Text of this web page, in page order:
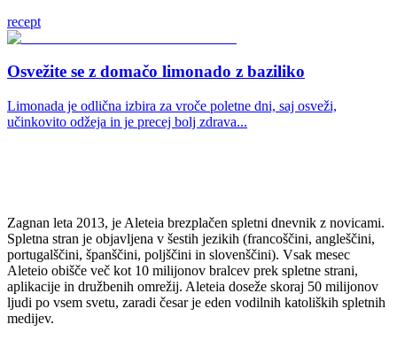
recept
Osvežite se z domačo limonado z baziliko
Limonada je odlična izbira za vroče poletne dni, saj osveži,
učinkovito odžeja in je precej bolj zdrava...
Zagnan leta 2013, je Aleteia brezplačen spletni dnevnik z novicami.
Spletna stran je objavljena v šestih jezikih (francoščini, angleščini,
portugalščini, španščini, poljščini in slovenščini). Vsak mesec
Aleteio obišče več kot 10 milijonov bralcev prek spletne strani,
aplikacije in družbenih omrežij. Aleteia doseže skoraj 50 milijonov
ljudi po vsem svetu, zaradi česar je eden vodilnih katoliških spletnih
medijev.